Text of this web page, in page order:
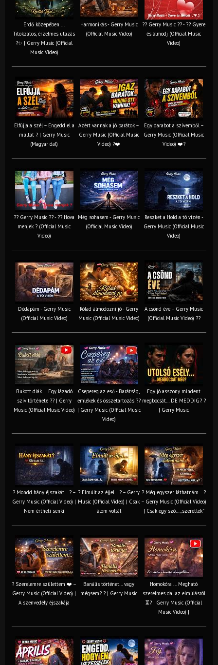
Erdő közepében ...
Titokzatos, érzelmes utazás
?✨ | Gerry Music (Official
Music Video)
Harmonikás - Gerry Music
(Official Music Video)
?? Gerry Music ?? - ?? Gyere
és álmodj (Official Music
Video)
Elfújja a szél – Engedd el a
múltat ? | Gerry Music
(Magyar dal)
Azért vannak a jó barátok –
Gerry Music (Official Music
Video) ?❤️
Egy darabot a szívemből –
Gerry Music (Official Music
Video) ❤️?
?? Gerry Music ?? - ?? Hova
menjek ? (Official Music
Video)
Még sohasem - Gerry Music
(Official Music Video)
Reszket a Hold a tó vizén -
Gerry Music (Official Music
Video)
Dédapám - Gerry Music
(Official Music Video)
Rólad álmodozni jó - Gerry
Music (Official Music Video)
A csönd éve – Gerry Music
(Official Music Video) ??
Bukott diák ... Egy lázadó
szív története ?? | Gerry
Music (Official Music Video)
Csepereg az eső - Barátság,
emlékek és összetartozás ?️?
| Gerry Music (Official Music
Video)
Egy jó asszony mindent
megbocsát… DE MEDDIG? ?
| Gerry Music
? Mondd hány éjszakát… ? –
Gerry Music (Official Video) |
Nem értheti senki
? Elmúlt az éjjel… ? – Gerry
Music (Official Video) | Csak
álom voltál
? Még egyszer láthatnám… ?
– Gerry Music (Official Video)
| Csak egy szó… „szeretlek”
? Szerelemre születtem ❤️ –
Gerry Music (Official Video) |
A szenvedély éjszakája
Banális történet… vagy
mégsem? ? | Gerry Music
Homokóra ... Megható
szerelmes dal az elmúlásról
⏳? | Gerry Music (Official
Music Video) |